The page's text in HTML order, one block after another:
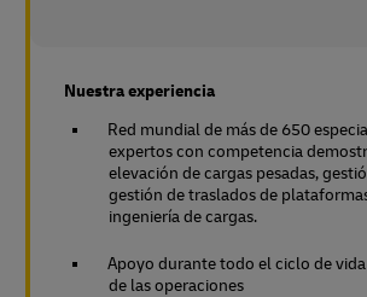
Nuestra experiencia
Red mundial de más de 650
expertos con competencia
elevación de cargas pesadas,
gestión de traslados de
ingeniería de cargas.
Apoyo durante todo el ciclo de
de las operaciones